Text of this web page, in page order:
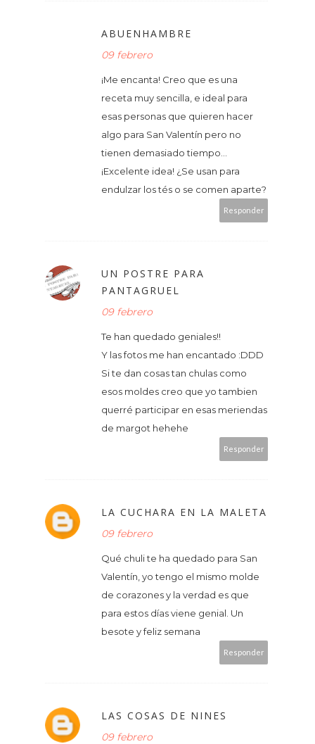
ABUENHAMBRE
09 febrero
¡Me encanta! Creo que es una
receta muy sencilla, e ideal para
esas personas que quieren hacer
algo para San Valentín pero no
tienen demasiado tiempo...
¡Excelente idea! ¿Se usan para
endulzar los tés o se comen aparte?
Responder
UN POSTRE PARA
PANTAGRUEL
09 febrero
Te han quedado geniales!!
Y las fotos me han encantado :DDD
Si te dan cosas tan chulas como
esos moldes creo que yo tambien
querré participar en esas meriendas
de margot hehehe
Responder
LA CUCHARA EN LA MALETA
09 febrero
Qué chuli te ha quedado para San
Valentín, yo tengo el mismo molde
de corazones y la verdad es que
para estos días viene genial. Un
besote y feliz semana
Responder
LAS COSAS DE NINES
09 febrero